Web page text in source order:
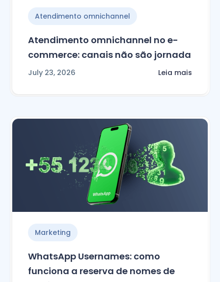
Atendimento omnichannel
Atendimento omnichannel no e-
commerce: canais não são jornada
July 23, 2026 Leia mais
Marketing
WhatsApp Usernames: como
funciona a reserva de nomes de